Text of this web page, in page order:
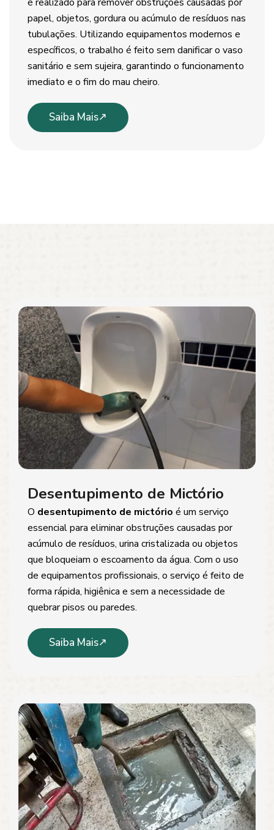
papel, objetos, gordura ou acúmulo de resíduos nas
tubulações. Utilizando equipamentos modernos e
específicos, o trabalho é feito sem danificar o vaso
sanitário e sem sujeira, garantindo o funcionamento
imediato e o fim do mau cheiro.
Saiba Mais
Desentupimento de Mictório
O desentupimento de mictório é um serviço
essencial para eliminar obstruções causadas por
acúmulo de resíduos, urina cristalizada ou objetos
que bloqueiam o escoamento da água. Com o uso
de equipamentos profissionais, o serviço é feito de
forma rápida, higiênica e sem a necessidade de
quebrar pisos ou paredes.
Saiba Mais